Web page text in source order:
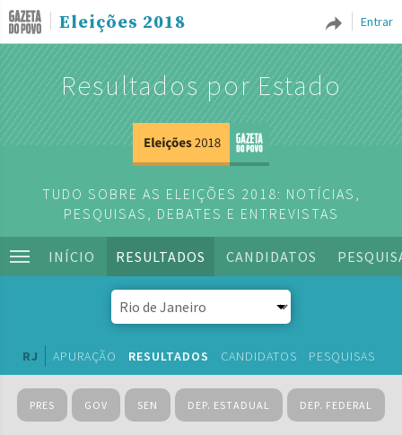
Entrar
Eleições 2018
Resultados por Estado
TUDO SOBRE AS ELEIÇÕES 2018: NOTÍCIAS,
PESQUISAS, DEBATES E ENTREVISTAS
INÍCIO RESULTADOS CANDIDATOS
RJ APURAÇÃO RESULTADOS CANDIDATOS PESQUISAS
PRES GOV SEN DEP. ESTADUAL DEP. FEDERAL